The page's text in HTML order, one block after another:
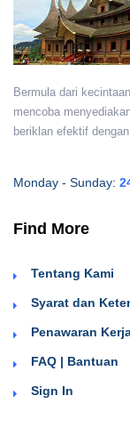
Bermula dari
mencoba
beriklan efektif
Monday - Sunday:
Find More
Tentang Kami
Syarat dan
Penawaran
FAQ | Bantuan
Sign In